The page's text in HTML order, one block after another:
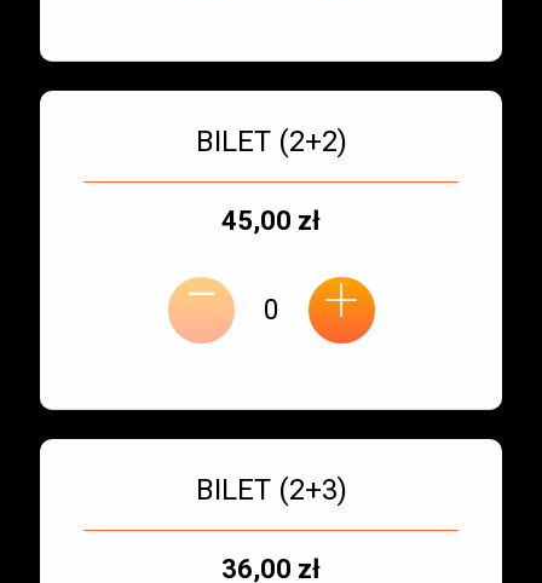
Bilet numer 3
Typ
biletu:
BILET (2+2)
Typ
Cena
45,00 zł
- +
Bilet numer 4
Typ
biletu:
BILET (2+3)
Typ
Cena
36,00 zł